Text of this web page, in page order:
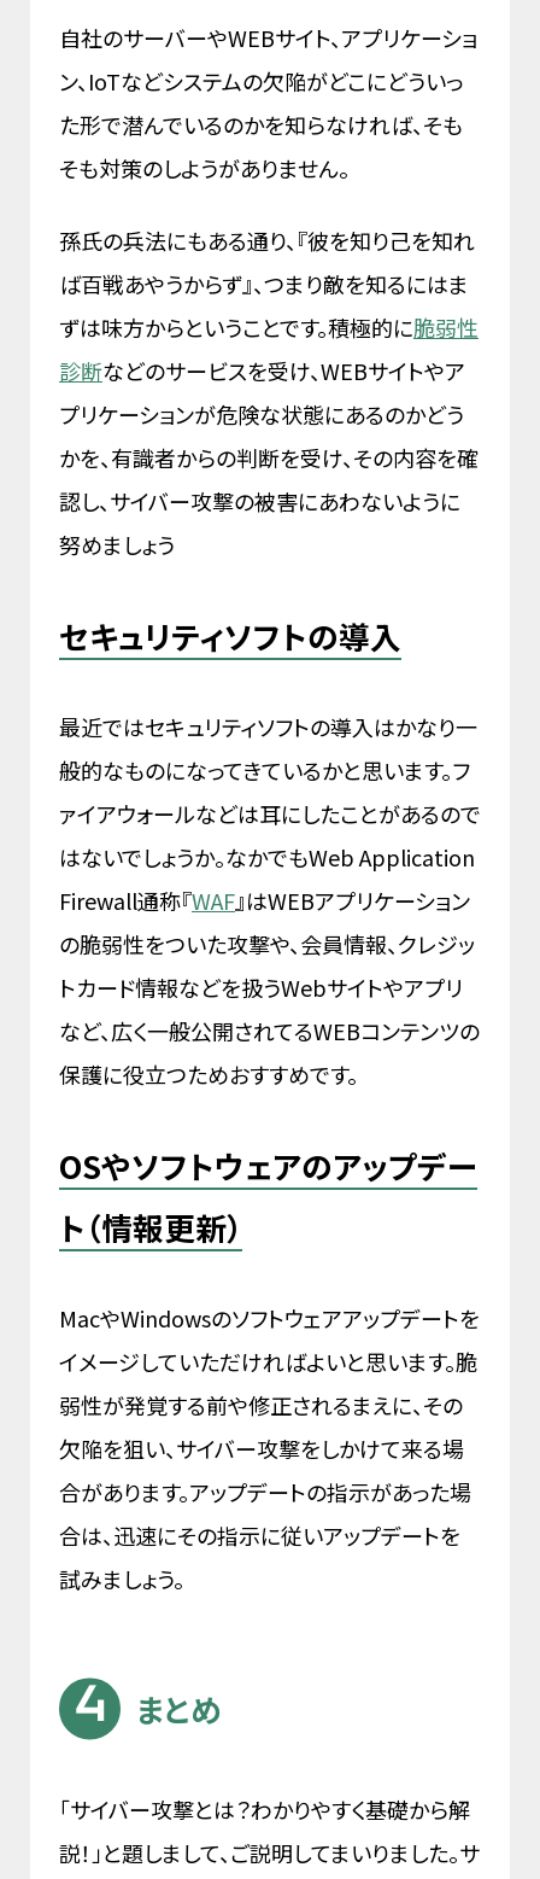
自社のサーバーやWEBサイト、アプリケーショ
ン、IoTなどシステムの欠陥がどこにどういっ
た形で潜んでいるのかを知らなければ、そも
そも対策のしようがありません。
孫氏の兵法にもある通り、『彼を知り己を知れ
ば百戦あやうからず』、つまり敵を知るにはま
ずは味方からということです。積極的に脆弱性
診断などのサービスを受け、WEBサイトやア
プリケーションが危険な状態にあるのかどう
かを、有識者からの判断を受け、その内容を確
認し、サイバー攻撃の被害にあわないように
努めましょう
セキュリティソフトの導入
最近ではセキュリティソフトの導入はかなり一
般的なものになってきているかと思います。フ
ァイアウォールなどは耳にしたことがあるので
はないでしょうか。なかでもWeb Application
Firewall通称『WAF』はWEBアプリケーション
の脆弱性をついた攻撃や、会員情報、クレジッ
トカード情報などを扱うWebサイトやアプリ
など、広く一般公開されてるWEBコンテンツの
保護に役立つためおすすめです。
OSやソフトウェアのアップデー
ト（情報更新）
MacやWindowsのソフトウェアアップデートを
イメージしていただければよいと思います。脆
弱性が発覚する前や修正されるまえに、その
欠陥を狙い、サイバー攻撃をしかけて来る場
合があります。アップデートの指示があった場
合は、迅速にその指示に従いアップデートを
試みましょう。
まとめ
「サイバー攻撃とは？わかりやすく基礎から解
説！」と題しまして、ご説明してまいりました。サ